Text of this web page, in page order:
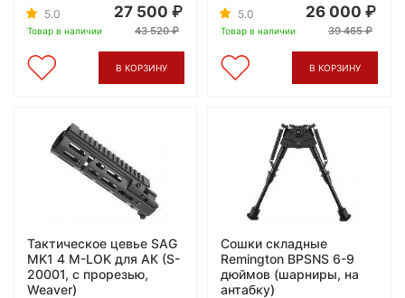
5.0
Товар в наличии
27 500
43 520
В КОРЗИНУ
5.0
Товар в наличии
26 000
39 465
В КОРЗИНУ
Тактическое цевье SAG
MK1 4 M-LOK для АК (S-
20001, с прорезью,
Weaver)
Сошки складные
Remington BPSNS 6-9
дюймов (шарниры, на
антабку)